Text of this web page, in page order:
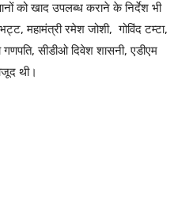
को खाद उपलब्ध कराने के निर्देश भी
महामंत्री रमेश जोशी, गोविंद टम्टा,
गणपति, सीडीओ दिवेश शासनी, एडीएम
थी।